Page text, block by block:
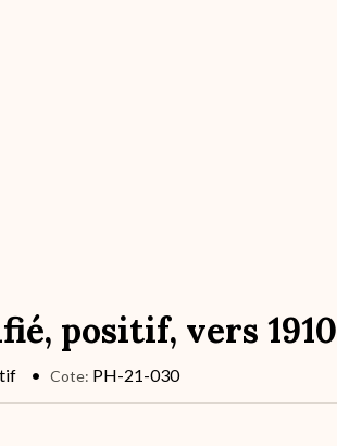
principale
positif, vers 1910
Cote PH-21-030